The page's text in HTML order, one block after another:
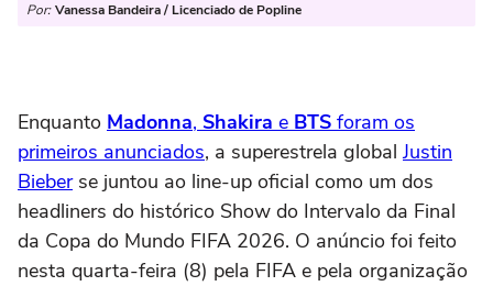
Por: Vanessa Bandeira / Licenciado de Popline
Enquanto Madonna, Shakira e BTS foram os
primeiros anunciados, a superestrela global Justin
Bieberse juntou ao line-up oficial como um dos
headliners do histórico Show do Intervalo da Final
da Copa do Mundo FIFA 2026. O anúncio foi feito
nesta quarta-feira (8) pela FIFA e pela organização